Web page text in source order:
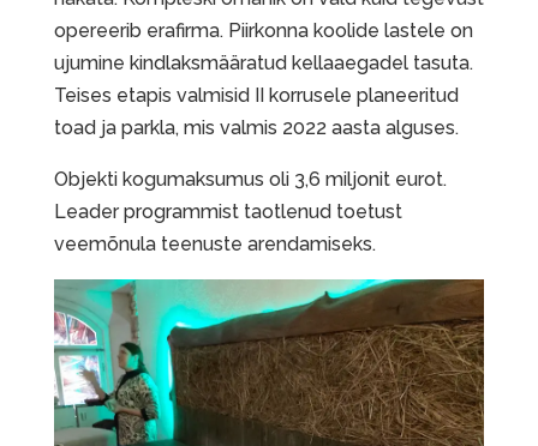
opereerib erafirma. Piirkonna koolide lastele on
ujumine kindlaksmääratud kellaaegadel tasuta.
Teises etapis valmisid II korrusele planeeritud
toad ja parkla, mis valmis 2022 aasta alguses.
Objekti kogumaksumus oli 3,6 miljonit eurot.
Leader programmist taotlenud toetust
veemõnula teenuste arendamiseks.